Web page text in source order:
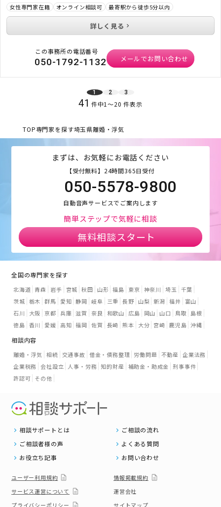
女性専門家在籍 オンライン相談可 最寄駅から徒歩5分以内
詳しく見る
この事務所の電話番号
050-1792-1132 メールでお問い合わせ
1 2 3
41 件中1〜20 件表示
TOP専門家を探す埼玉県離婚・浮気
まずは、お気軽にお電話ください
【受付無料】24時間365日受付
050-5578-9800
自動音声サービスでご案内します
簡単ステップで気軽に相談
無料相談スタート
全国の専門家を探す
北海道 青森 岩手 宮城 秋田 山形 福島 東京 神奈川 埼玉
千葉
茨城 栃木 群馬 愛知 静岡 岐阜 三重 長野 山梨 新潟 福井
富山
石川
大阪 京都 兵庫 滋賀 奈良 和歌山 広島 岡山 山口 鳥取
島根
徳島 香川 愛媛 高知 福岡 佐賀 長崎 熊本 大分 宮崎 鹿児島 沖縄
相談内容
離婚・浮気 相続 交通事故 借金・債務整理 労働問題 不動産 企業法務
企業税務 会社設立 人事・労務 知的財産 補助金・助成金 刑事事件
許認可 その他
相談サポートとは
ご相談の流れ
ご相談者様の声
よくある質問
お役立ち記事
お問い合わせ
ユーザー利用規約
情報掲載規約
サービス運営について
運営会社
プライバシーポリシー
サイトマップ